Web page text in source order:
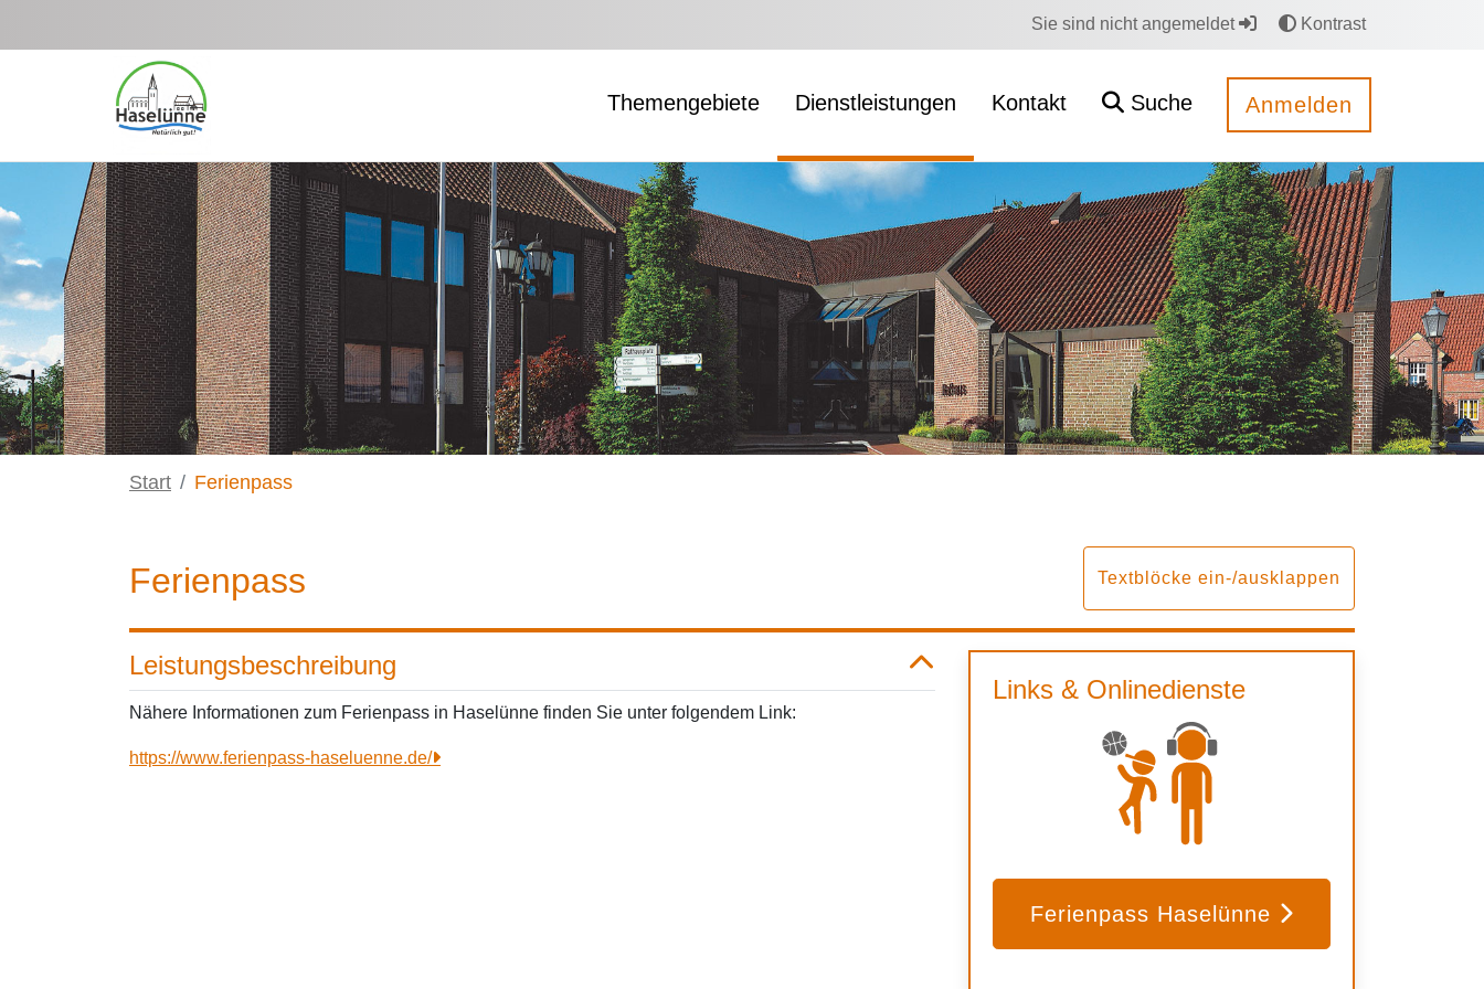
Sie sind nicht angemeldet Kontrast
Themengebiete Dienstleistungen Kontakt Suche Anmelden
Start Ferienpass
Ferienpass Textblöcke ein-/ausklappen
Leistungsbeschreibung
Nähere Informationen zum Ferienpass in Haselünne finden Sie unter folgendem Link:
https://www.ferienpass-haseluenne.de/
Links & Onlinedienste
Ferienpass Haselünne